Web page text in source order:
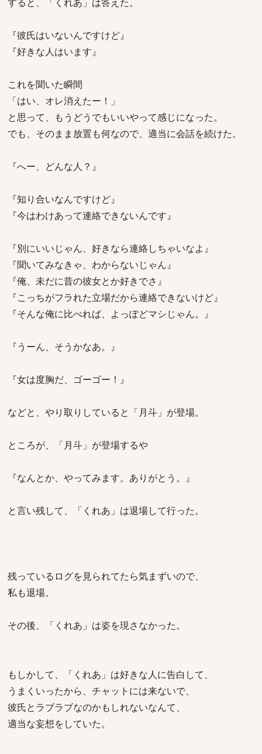
『彼氏はいないんですけど』
『好きな人はいます』
これを聞いた瞬間
「はい、オレ消えたー！」
と思って、もうどうでもいいやって感じになった。
でも、そのまま放置も何なので、適当に会話を続けた。
『へー、どんな人？』
『知り合いなんですけど』
『今はわけあって連絡できないんです』
『別にいいじゃん、好きなら連絡しちゃいなよ』
『聞いてみなきゃ、わからないじゃん』
『俺、未だに昔の彼女とか好きでさ』
『こっちがフラれた立場だから連絡できないけど』
『そんな俺に比べれば、よっぽどマシじゃん。』
『うーん、そうかなあ。』
『女は度胸だ、ゴーゴー！』
などと、やり取りしていると「月斗」が登場。
ところが、「月斗」が登場するや
『なんとか、やってみます。ありがとう。』
と言い残して、「くれあ」は退場して行った。
残っているログを見られてたら気まずいので、
私も退場。
その後、「くれあ」は姿を現さなかった。
もしかして、「くれあ」は好きな人に告白して、
うまくいったから、チャットには来ないで、
彼氏とラブラブなのかもしれないなんて、
適当な妄想をしていた。